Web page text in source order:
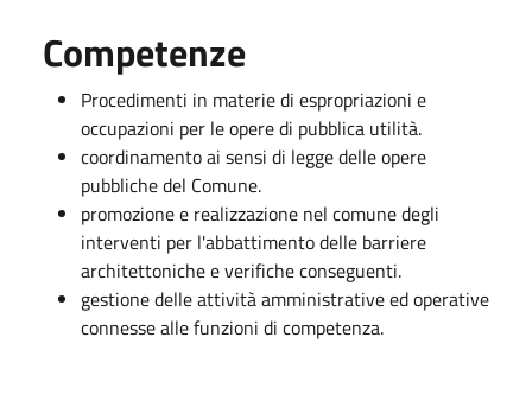
Competenze
Procedimenti in materie di espropriazioni e
occupazioni per le opere di pubblica utilità.
coordinamento ai sensi di legge delle opere
pubbliche del Comune.
promozione e realizzazione nel comune degli
interventi per l'abbattimento delle barriere
architettoniche e verifiche conseguenti.
gestione delle attività amministrative ed operative
connesse alle funzioni di competenza.